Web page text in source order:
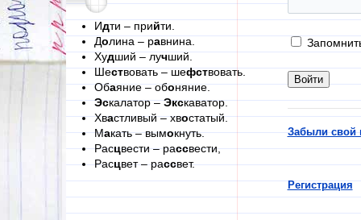
Идти – прийти.
Долина – равнина.
Худший – лучший.
Шествовать – шефствовать.
Обаяние – обоняние.
Эскалатор –Экскаватор.
Хвастливый – хвостатый.
Макать – вымокнуть.
Расцвести – рассвести,
Расцвет – рассвет.
Забыли свой
Регистрация